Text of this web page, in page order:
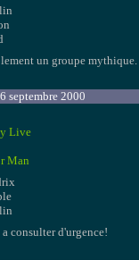
un groupe mythique.
septembre 2000
Live
Man
a consulter d'urgence!